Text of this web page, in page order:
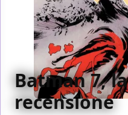
Batman 7, la
recensione